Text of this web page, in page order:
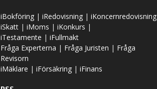
iBokföring | iRedovisning | iKoncernredovisning
iSkatt | iMoms | iKonkurs |
iTestamente | iFullmakt
Fråga Experterna | Fråga Juristen | Fråga
Revisorn
iMäklare | iFörsäkring | iFinans